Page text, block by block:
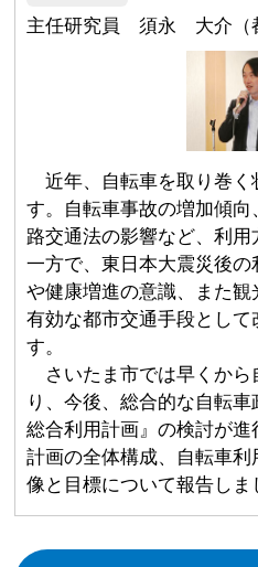
主任研究員 須永 大介（
近年、自転車を取り巻く
す。自転車事故の増加傾
路交通法の影響など、利
一方で、東日本大震災後
や健康増進の意識、また観
有効な都市交通手段とし
す。
さいたま市では早くから
り、今後、総合的な自転
総合利用計画』の検討が
計画の全体構成、自転車
像と目標について報告しま